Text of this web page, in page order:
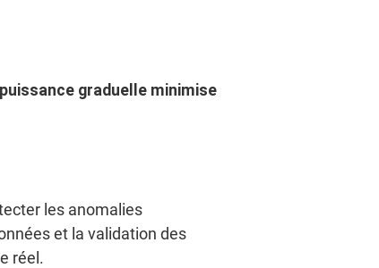
graduelle minimise
les anomalies
et la validation des
réel.